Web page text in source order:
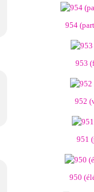
954
953
952
951
950